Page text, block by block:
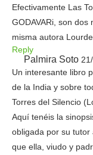
Efectivamente Las
GODAVARi, son
misma autora
Reply
Palmira Soto
Un interesante libro
de la India y sobre
Torres del Silencio
Aquí tenéis la
obligada por su
que ella, viudo y